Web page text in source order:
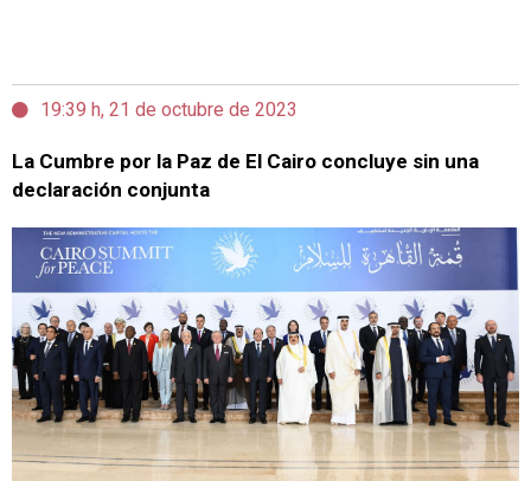
19:39 h, 21 de octubre de 2023
La Cumbre por la Paz de El Cairo concluye sin una
declaración conjunta